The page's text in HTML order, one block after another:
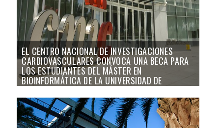
EL CENTRO NACIONAL DE INVESTIGACIONES
CARDIOVASCULARES CONVOCA UNA BECA PARA
LOS ESTUDIANTES DEL MÁSTER EN
BIOINFORMÁTICA DE LA UNIVERSIDAD DE
10/06/16